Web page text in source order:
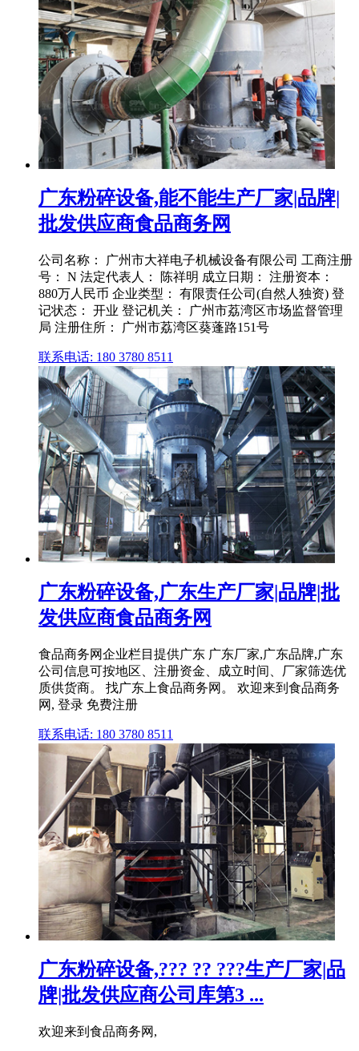
广东粉碎设备,能不能生产厂家|品牌|
批发供应商食品商务网
公司名称： 广州市大祥电子机械设备有限公司 工商注册
号： N 法定代表人： 陈祥明 成立日期： 注册资本：
880万人民币 企业类型： 有限责任公司(自然人独资) 登
记状态： 开业 登记机关： 广州市荔湾区市场监督管理
局 注册住所： 广州市荔湾区葵蓬路151号
联系电话: 180 3780 8511
广东粉碎设备,广东生产厂家|品牌|批
发供应商食品商务网
食品商务网企业栏目提供广东 广东厂家,广东品牌,广东
公司信息可按地区、注册资金、成立时间、厂家筛选优
质供货商。 找广东上食品商务网。 欢迎来到食品商务
网, 登录 免费注册
联系电话: 180 3780 8511
广东粉碎设备,??? ?? ???生产厂家|品
牌|批发供应商公司库第3 ...
欢迎来到食品商务网,